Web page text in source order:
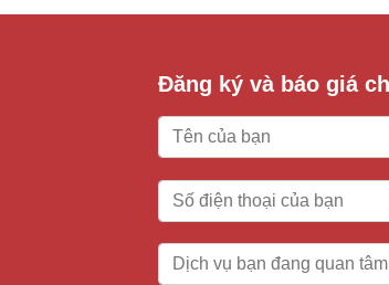
Đăng ký và báo giá